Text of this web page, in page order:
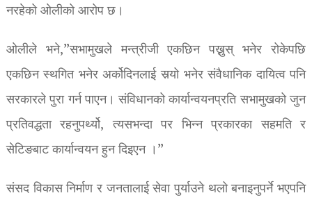
नरहेको ओलीको आरोप छ।
ओलीले भने,”सभामुखले मन्त्रीजी एकछिन पख्नुस् भनेर रोकेपछि
एकछिन स्थगित भनेर अर्कोदिनलाई सर्‍यो भनेर संवैधानिक दायित्व पनि
सरकारले पुरा गर्न पाएन। संविधानको कार्यान्वयनप्रति सभामुखको जुन
प्रतिवद्धता रहनुपर्थ्यो, त्यसभन्दा पर भिन्न प्रकारका सहमति र
सेटिङबाट कार्यान्वयन हुन दिइएन ।”
संसद विकास निर्माण र जनतालाई सेवा पुर्याउने थलो बनाइनुपर्ने भएपनि